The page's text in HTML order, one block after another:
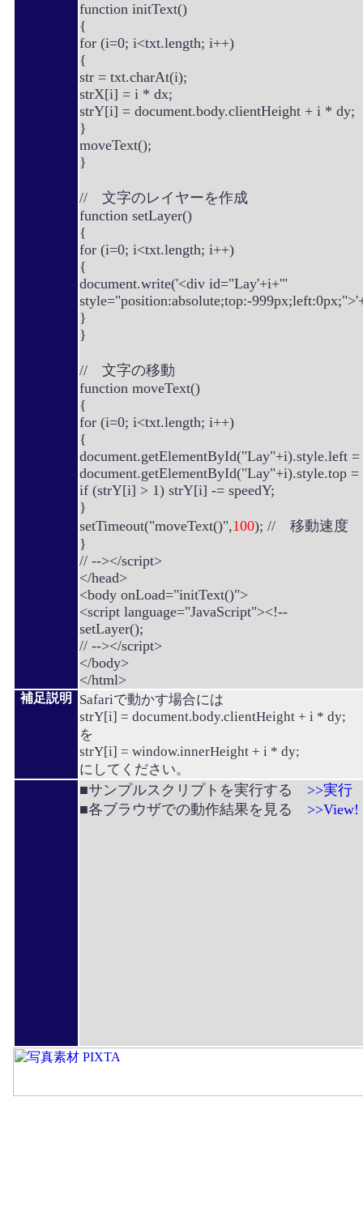
function initText()
{
for (i=0; i<txt.length; i++)
{
str = txt.charAt(i);
strX[i] = i * dx;
strY[i] = document.body.clientHeight + i * dy;
}
moveText();
}
// 文字のレイヤーを作成
function setLayer()
{
for (i=0; i<txt.length; i++)
{
document.write('<div id="Lay'+i+'"
style="position:absolute;top:-
}
}
// 文字の移動
function moveText()
{
for (i=0; i<txt.length; i++)
{
document.getElementById("Lay"+i).style.left
document.getElementById("Lay"+i).style.top
if (strY[i] > 1) strY[i] -= speedY;
}
setTimeout("moveText()",100); // 移動速度
}
// --></script>
</head>
<body onLoad="initText()">
<script language="JavaScript"><!--
setLayer();
// --></script>
</body>
</html>
補足説明
Safariで動かす場合には
strY[i] = document.body.clientHeight + i * dy;
を
strY[i] = window.innerHeight + i * dy;
にしてください。
■サンプルスクリプトを実行する >>実行
■各ブラウザでの動作結果を見る >>View!